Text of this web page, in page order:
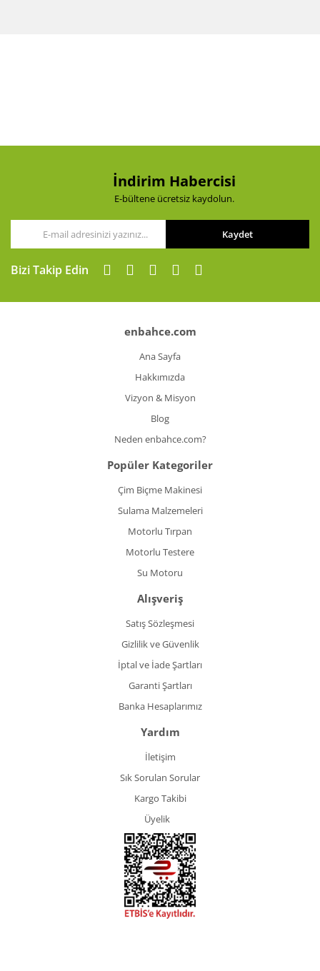
Ürün fiyatı diğer sitelerden daha pahalı.
Gönder
İndirim Habercisi
E-bültene ücretsiz kaydolun.
Kaydet
Bizi Takip Edin
enbahce.com
Ana Sayfa
Hakkımızda
Vizyon & Misyon
Blog
Neden enbahce.com?
Popüler Kategoriler
Çim Biçme Makinesi
Sulama Malzemeleri
Motorlu Tırpan
Motorlu Testere
Su Motoru
Alışveriş
Satış Sözleşmesi
Gizlilik ve Güvenlik
İptal ve İade Şartları
Garanti Şartları
Banka Hesaplarımız
Yardım
İletişim
Sık Sorulan Sorular
Kargo Takibi
Üyelik